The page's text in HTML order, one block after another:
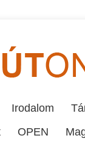
Irodalom
OPEN